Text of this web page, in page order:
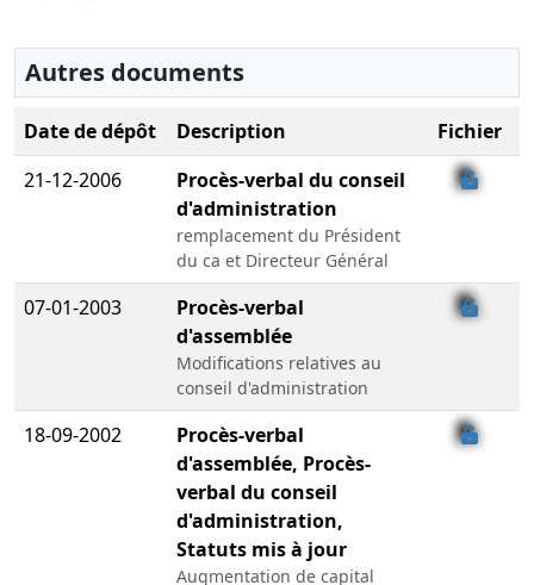
Autres documents
Date de dépôt Description
Fichier
21-12-2006
Procès-verbal du conseil
d'administration
remplacement du Président
du ca et Directeur Général
07-01-2003
Procès-verbal
d'assemblée
Modifications relatives au
conseil d'administration
18-09-2002
Procès-verbal
d'assemblée, Procès-
verbal du conseil
d'administration,
Statuts mis à jour
Augmentation de capital